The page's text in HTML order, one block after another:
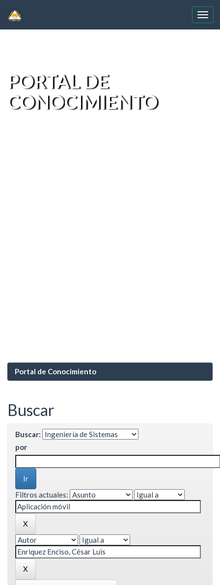
PORTAL DE
CONOCIMIENTO
Portal de Conocimiento
Buscar
Buscar:
por
Filtros actuales: